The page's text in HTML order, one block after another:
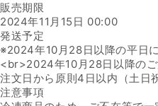
販売期限
2024年11月15日 00:00
発送予定
※2024年10月28日以降の平日
<br>2024年10月28日以降の
注文日から原則4日以内（土日
注意事項